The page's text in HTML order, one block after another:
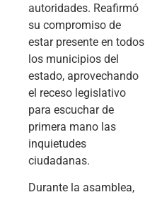
autoridades. Reafirmó
su compromiso de
estar presente en todos
los municipios del
estado, aprovechando
el receso legislativo
para escuchar de
primera mano las
inquietudes
ciudadanas.
Durante la asamblea,